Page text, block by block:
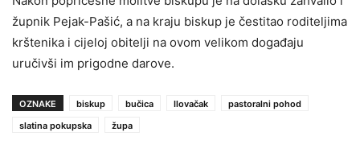
župnik Pejak-Pašić, a na kraju biskup je čestitao roditeljima
krštenika i cijeloj obitelji na ovom velikom događaju
uručivši im prigodne darove.
OZNAKE biskup bučica Ilovačak
pastoralni pohod
slatina pokupska
župa